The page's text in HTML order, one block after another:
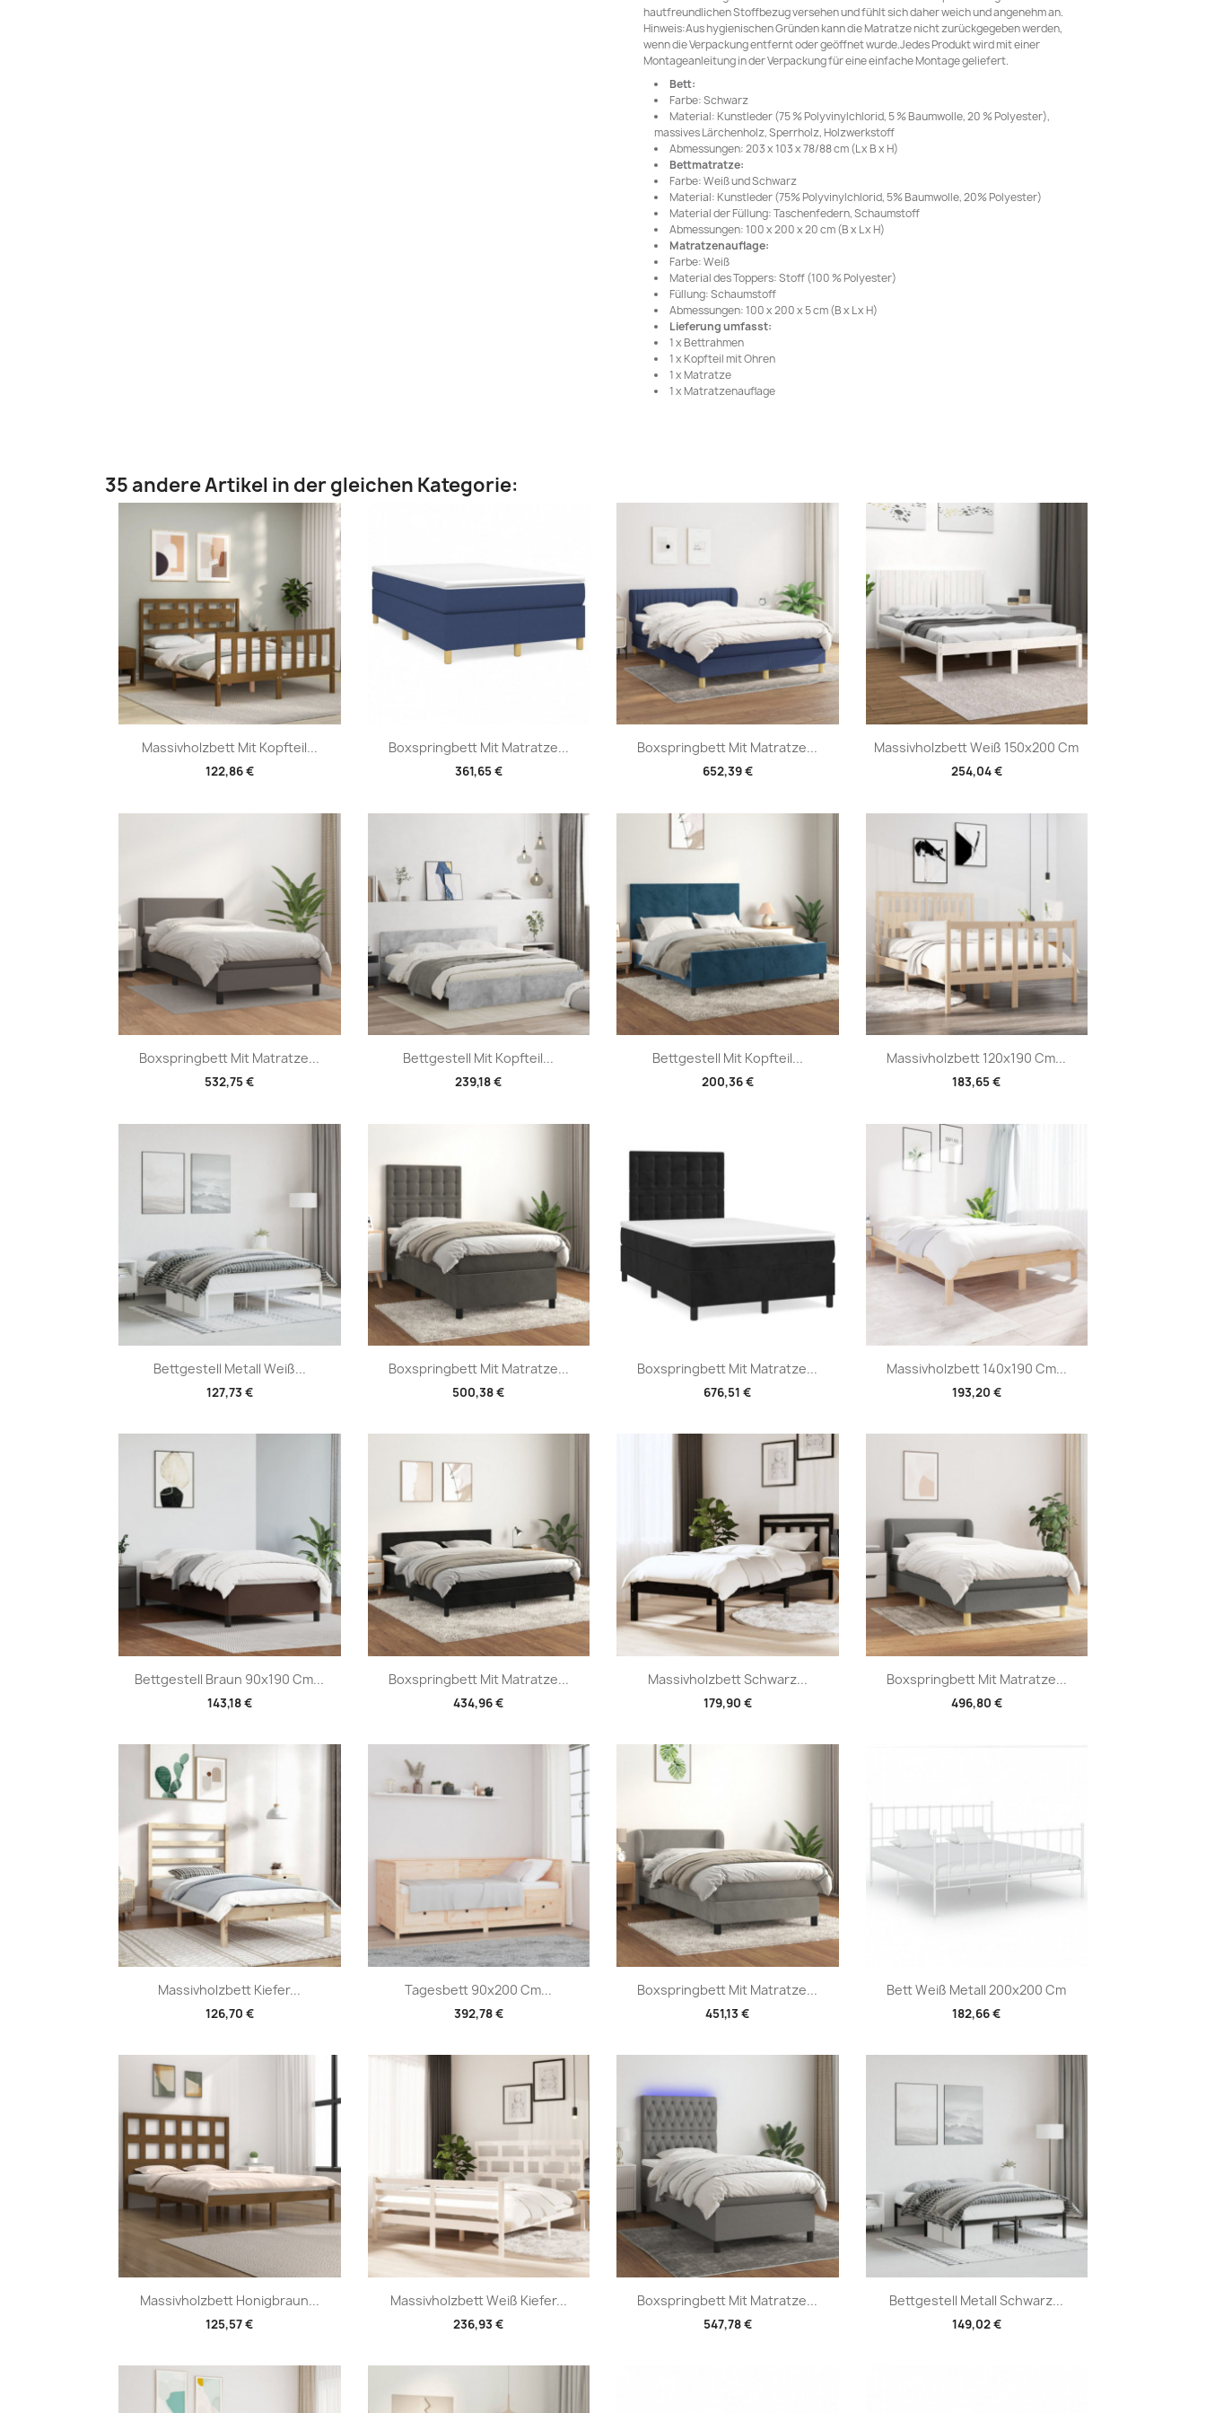
hautfreundlichen Stoffbezug versehen und fühlt sich daher weich und angenehm an.
Hinweis:Aus hygienischen Gründen kann die Matratze nicht zurückgegeben werden,
wenn die Verpackung entfernt oder geöffnet wurde.Jedes Produkt wird mit einer
Montageanleitung in der Verpackung für eine einfache Montage geliefert.
Bett:
Farbe: Schwarz
Material: Kunstleder (75 % Polyvinylchlorid, 5 % Baumwolle, 20 % Polyester),
massives Lärchenholz, Sperrholz, Holzwerkstoff
Abmessungen: 203 x 103 x 78/88 cm (L x B x H)
Bettmatratze:
Farbe: Weiß und Schwarz
Material: Kunstleder (75% Polyvinylchlorid, 5% Baumwolle, 20% Polyester)
Material der Füllung: Taschenfedern, Schaumstoff
Abmessungen: 100 x 200 x 20 cm (B x L x H)
Matratzenauflage:
Farbe: Weiß
Material des Toppers: Stoff (100 % Polyester)
Füllung: Schaumstoff
Abmessungen: 100 x 200 x 5 cm (B x L x H)
Lieferung umfasst:
1 x Bettrahmen
1 x Kopfteil mit Ohren
1 x Matratze
1 x Matratzenauflage
35 andere Artikel in der gleichen Kategorie:
Massivholzbett Mit Kopfteil...
122,86 €
Vorschau Boxspringbett Mit Matratze...
361,65 €
Vorschau Boxspringbett Mit Matratze...
652,39 €
Vorschau Massivholzbett Weiß 150x200 Cm
254,04 €
Vorschau
Boxspringbett Mit Matratze...
532,75 €
Vorschau Bettgestell Mit Kopfteil...
239,18 €
Vorschau Bettgestell Mit Kopfteil...
200,36 €
Vorschau Massivholzbett 120x190 Cm...
183,65 €
Vorschau
Bettgestell Metall Weiß...
127,73 €
Vorschau Boxspringbett Mit Matratze...
500,38 €
Vorschau Boxspringbett Mit Matratze...
676,51 €
Vorschau Massivholzbett 140x190 Cm...
193,20 €
Vorschau
Bettgestell Braun 90x190 Cm...
143,18 €
Vorschau Boxspringbett Mit Matratze...
434,96 €
Vorschau Massivholzbett Schwarz...
179,90 €
Vorschau Boxspringbett Mit Matratze...
496,80 €
Vorschau
Massivholzbett Kiefer...
126,70 €
Vorschau Tagesbett 90x200 Cm...
392,78 €
Vorschau Boxspringbett Mit Matratze...
451,13 €
Vorschau Bett Weiß Metall 200x200 Cm
182,66 €
Vorschau
Massivholzbett Honigbraun...
125,57 €
Vorschau Massivholzbett Weiß Kiefer...
236,93 €
Vorschau Boxspringbett Mit Matratze...
547,78 €
Vorschau Bettgestell Metall Schwarz...
149,02 €
Vorschau